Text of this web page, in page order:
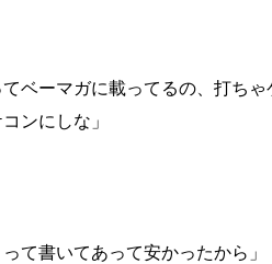
てベーマガに載ってるの、打ちゃ
ンにしな」
って書いてあって安かったから」